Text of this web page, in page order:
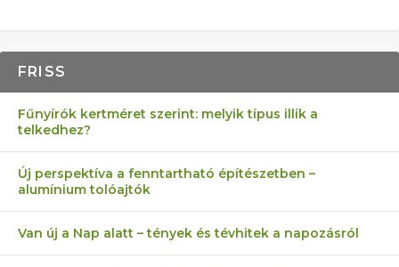
FRISS
Fűnyírók kertméret szerint: melyik típus illik a
telkedhez?
Új perspektíva a fenntartható építészetben –
alumínium tolóajtók
Van új a Nap alatt – tények és tévhitek a napozásról